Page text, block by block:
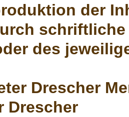
der
des
Drescher
Drescher